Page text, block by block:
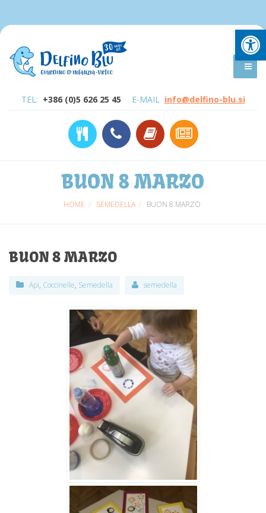
TEL: +386 (0)5 626 25 45 E-MAIL info@delfino-blu.si
BUON 8 MARZO
HOME SEMEDELLA BUON 8 MARZO
BUON 8 MARZO
Api, Coccinelle, Semedella semedella